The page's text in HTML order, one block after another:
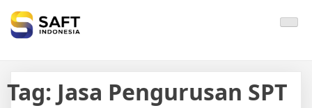
Solisi Perjakan Anda
Tag: Jasa Pengurusan SPT